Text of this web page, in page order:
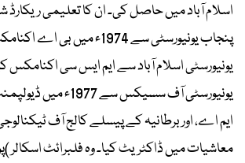
اسلام آباد میں حاصل کی۔ ان کا تعلیمی ریکارڈ
پنجاب یونیورسٹی سے 1974ء میں
یونیورسٹی اسلام آباد سے ایم ایس سی اکنامکس
یونیورسٹی آف سسیکس سے
معاشیات میں ڈاکٹریٹ کیا۔ وہ فلبرائٹ